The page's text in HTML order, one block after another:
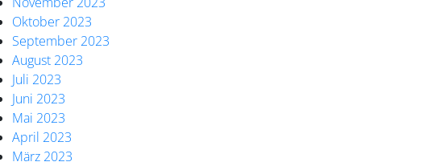
Oktober 2023
September 2023
August 2023
Juli 2023
Juni 2023
Mai 2023
April 2023
März 2023